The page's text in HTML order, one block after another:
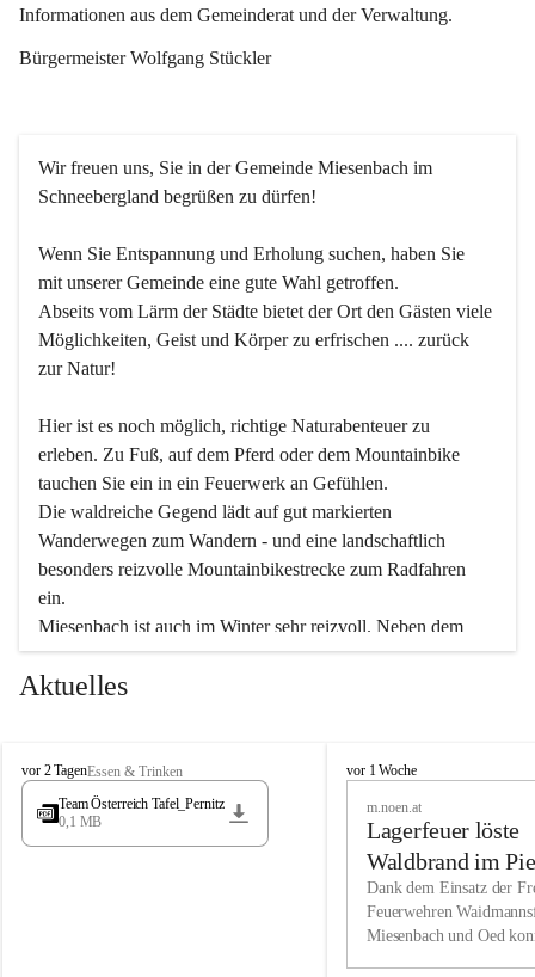
Informationen aus dem Gemeinderat und der Verwaltung.
Bürgermeister Wolfgang Stückler
Wir freuen uns, Sie in der Gemeinde Miesenbach im
Schneebergland begrüßen zu dürfen!
Wenn Sie Entspannung und Erholung suchen, haben Sie
mit unserer Gemeinde eine gute Wahl getroffen.
Abseits vom Lärm der Städte bietet der Ort den Gästen viele
Möglichkeiten, Geist und Körper zu erfrischen .... zurück
zur Natur!
Hier ist es noch möglich, richtige Naturabenteuer zu
erleben. Zu Fuß, auf dem Pferd oder dem Mountainbike
tauchen Sie ein in ein Feuerwerk an Gefühlen.
Die waldreiche Gegend lädt auf gut markierten
Wanderwegen zum Wandern - und eine landschaftlich
besonders reizvolle Mountainbikestrecke zum Radfahren
ein.
Miesenbach ist auch im Winter sehr reizvoll. Neben dem
Eisstockschießen gibt es auf dem nahe gelegenen Unterberg
wunderschöne Naturschneepisten, die zum Schifahren oder
vielfältige Angebot unserer Kulturvereine.
Überzeugen Sie sich selbst, dass Sie in Miesenbach sowie
in den Beherbergungsbetrieben, Gaststätten und urigen
Wir kennen Miesenbach als lebens- und liebenswerten Ort.
Tradition und Innovation werden ebenso groß geschrieben
Aktuelles
M
i
s
vor 2 TagenEssen & Trinken
Team Österreich Tafel_Pernitz
0,1 MB
M
h
vor 1 Woche
m.noen.at
Lagerfeuer löste
Waldbrand im
aus
Dank dem Einsatz der
Feuerwehren
Miesenbach und Oed